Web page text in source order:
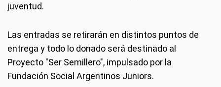
juventud.
Las entradas se retirarán en distintos puntos de
entrega y todo lo donado será destinado al
Proyecto "Ser Semillero", impulsado por la
Fundación Social Argentinos Juniors.